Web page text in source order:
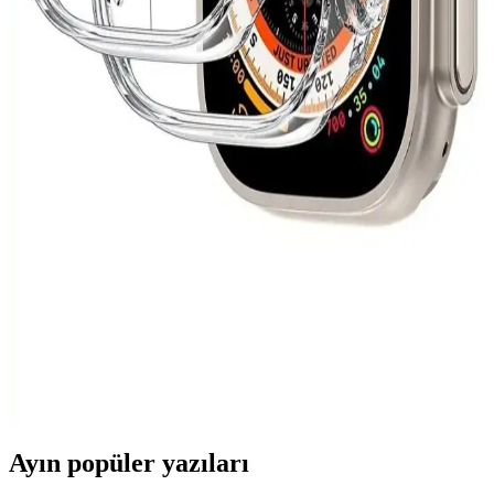
TCL MoveTime MT42 Çocuklar İçin Güvenilir
Akıllı Saat Özellikleri ve Fiyatları
TCL MoveTime MT42, dayanıklı tasarımı ve iletişim özellikleriyle
çocuklar ve ebeveynler için ideal, uygun fiyatlı akıllı saat seçeneği.
Sağlam yapısı ve kullanışlı fonksiyonlarıyla öne çıkıyor.
Redmi Watch 3 Active ve Redmi Watch 4
Karşılaştırması: Özellikler ve Seçim Rehberi
Redmi Watch 3 Active ve Redmi Watch 4 modellerinin özellikleri,
Ayın popüler yazıları